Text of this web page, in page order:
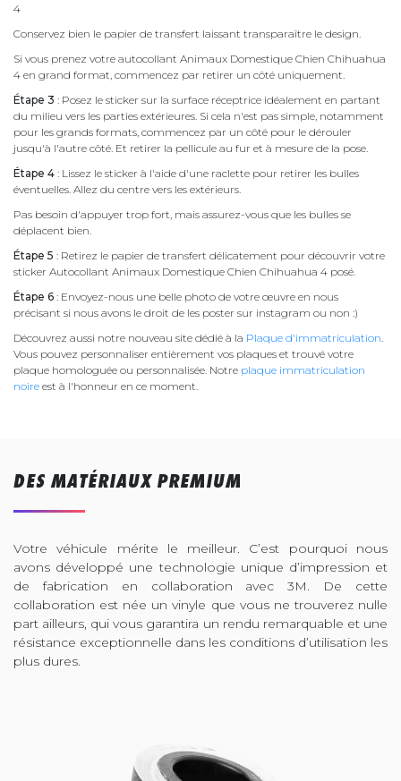
4
Conservez bien le papier de transfert laissant transparaître le design.
Si vous prenez votre autocollant Animaux Domestique Chien Chihuahua
4 en grand format, commencez par retirer un côté uniquement.
Étape 3 : Posez le sticker sur la surface réceptrice idéalement en partant
du milieu vers les parties extérieures. Si cela n'est pas simple, notamment
pour les grands formats, commencez par un côté pour le dérouler
jusqu'à l'autre côté. Et retirer la pellicule au fur et à mesure de la pose.
Étape 4 : Lissez le sticker à l'aide d'une raclette pour retirer les bulles
éventuelles. Allez du centre vers les extérieurs.
Pas besoin d'appuyer trop fort, mais assurez-vous que les bulles se
déplacent bien.
Étape 5 : Retirez le papier de transfert délicatement pour découvrir votre
sticker Autocollant Animaux Domestique Chien Chihuahua 4 posé.
Étape 6 : Envoyez-nous une belle photo de votre œuvre en nous
précisant si nous avons le droit de les poster sur instagram ou non :)
Découvrez aussi notre nouveau site dédié à la Plaque d'immatriculation
Vous pouvez personnaliser entièrement vos plaques et trouvé votre
plaque homologuée ou personnalisée. Notre plaque immatriculation
noire est à l'honneur en ce moment.
DES MATÉRIAUX PREMIUM
Votre véhicule mérite le meilleur. C’est pourquoi nous
avons développé une technologie unique d’impression et
de fabrication en collaboration avec 3M. De cette
collaboration est née un vinyle que vous ne trouverez nulle
part ailleurs, qui vous garantira un rendu remarquable et une
résistance exceptionnelle dans les conditions d’utilisation les
plus dures.